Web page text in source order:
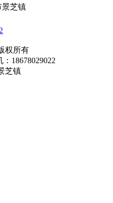
景芝镇
权所有
18678029022
芝镇